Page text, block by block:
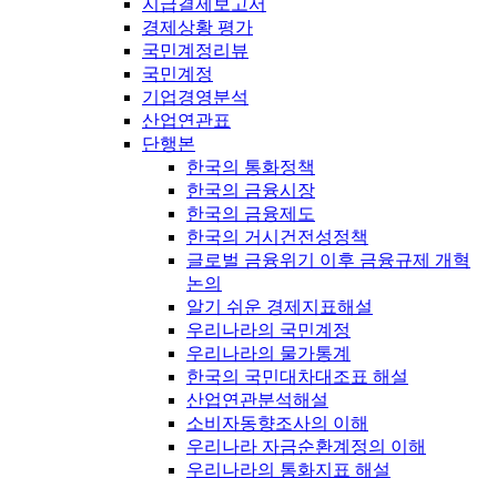
지급결제보고서
경제상황 평가
국민계정리뷰
국민계정
기업경영분석
산업연관표
단행본
한국의 통화정책
한국의 금융시장
한국의 금융제도
한국의 거시건전성정책
글로벌 금융위기 이후 금융규제 개혁
논의
알기 쉬운 경제지표해설
우리나라의 국민계정
우리나라의 물가통계
한국의 국민대차대조표 해설
산업연관분석해설
소비자동향조사의 이해
우리나라 자금순환계정의 이해
우리나라의 통화지표 해설